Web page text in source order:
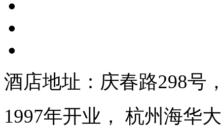
酒店地址：庆春路298号
1997年开业， 杭州海